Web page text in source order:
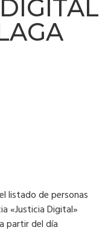
listado de personas
«Justicia Digital»
partir del día